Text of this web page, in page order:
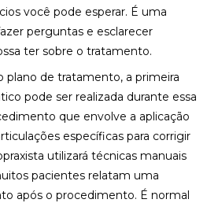
você pode esperar. É uma
perguntas e esclarecer
ter sobre o tratamento.
plano de tratamento, a primeira
pode ser realizada durante essa
que envolve a aplicação
específicas para corrigir
utilizará técnicas manuais
pacientes relatam uma
após o procedimento. É normal
VESTIBULARES
VESTIBULARES
O EQUILÍBRIO E